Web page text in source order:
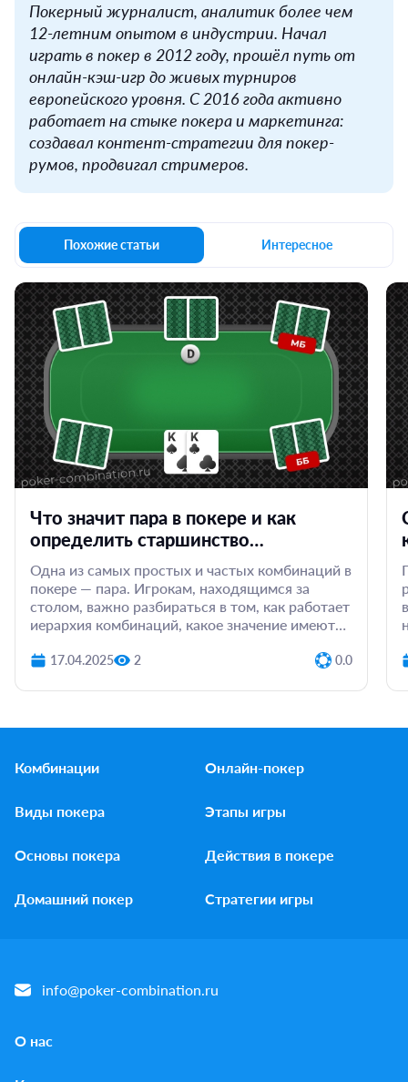
Покерный журналист, аналитик более чем
12-летним опытом в индустрии. Начал
играть в покер в 2012 году, прошёл путь от
онлайн-кэш-игр до живых турниров
европейского уровня. С 2016 года активно
работает на стыке покера и маркетинга:
создавал контент-стратегии для покер-
румов, продвигал стримеров.
Похожие статьи Интересное
Что значит пара в покере и как
определить старшинство
комбинации
Одна из самых простых и частых комбинаций в
покере — пара. Игрокам, находящимся за
столом, важно разбираться в том, как работает
иерархия комбинаций, какое значение имеют
практике. Рассказываем,...
17.04.2025 2 0.0
Комбинации
Виды покера
Основы покера
Домашний покер
Онлайн-покер
Этапы игры
Действия в покере
Стратегии игры
О нас
info@poker-combination.ru